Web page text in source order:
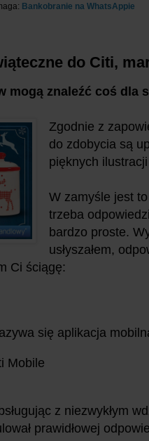
Bankobranie na WhatsAppie
do Citi,
mogą znaleźć coś dla
Zgodnie z
do zdobycia są
pięknych
W zamyśle jest
trzeba
bardzo proste.
usłyszałem,
Ci ściągę:
się aplikacja
Mobile
z niezwykłym
prawidłowej